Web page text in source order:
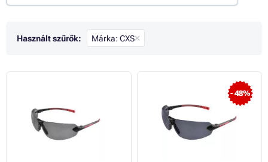
Használt szűrők: Márka: CXS
- 48%